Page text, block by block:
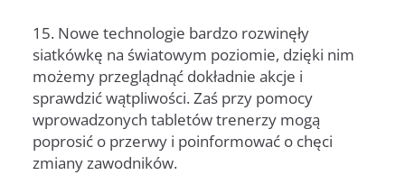
15. Nowe technologie bardzo rozwinęły
siatkówkę na światowym poziomie, dzięki nim
możemy przeglądnąć dokładnie akcje i
sprawdzić wątpliwości. Zaś przy pomocy
wprowadzonych tabletów trenerzy mogą
poprosić o przerwy i poinformować o chęci
zmiany zawodników.